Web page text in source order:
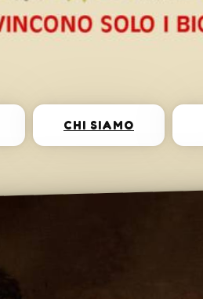
CHI SIAMO